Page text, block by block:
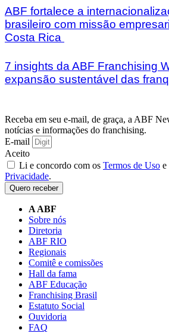
ABF fortalece a
brasileiro com missão
Costa Rica
7 insights da ABF Franchising
expansão sustentável das
Receba em seu e-mail, de graça, a ABF
notícias e informações do franchising.
E-mail
Aceito
Li e concordo com os Termos de Uso e
Privacidade.
Quero receber
A ABF
Sobre nós
Diretoria
ABF RIO
Regionais
Comitê e comissões
Hall da fama
ABF Educação
Franchising Brasil
Estatuto Social
Ouvidoria
FAQ